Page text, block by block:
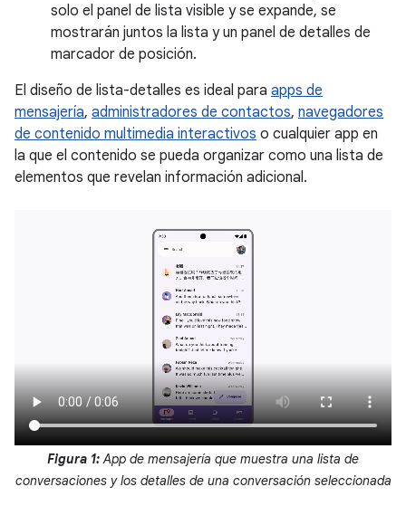
solo el panel de lista visible y se expande, se
mostrarán juntos la lista y un panel de detalles de
marcador de posición.
El diseño de lista-detalles es ideal para apps de
mensajería, administradores de contactos, navegadores
de contenido multimedia interactivos o cualquier app en
la que el contenido se pueda organizar como una lista de
elementos que revelan información adicional.
Figura 1: App de mensajería que muestra una lista de
conversaciones y los detalles de una conversación seleccionada